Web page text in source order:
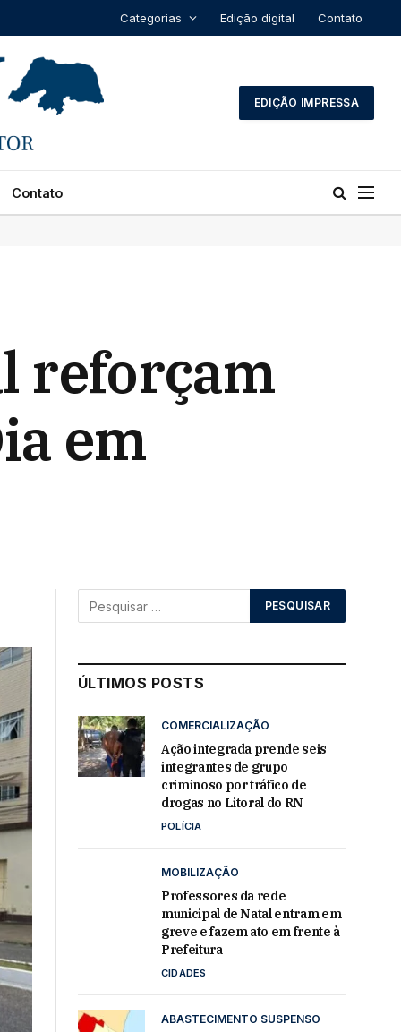
Categorias Edição digital Contato
EDIÇÃO IMPRESSA
Contato
reforçam
em
ÚLTIMOS POSTS
COMERCIALIZAÇÃO
Ação integrada prende seis
integrantes de grupo
criminoso por tráfico de
drogas no Litoral do RN
POLÍCIA
MOBILIZAÇÃO
Professores da rede
municipal de Natal entram em
greve e fazem ato em frente à
Prefeitura
CIDADES
ABASTECIMENTO SUSPENSO